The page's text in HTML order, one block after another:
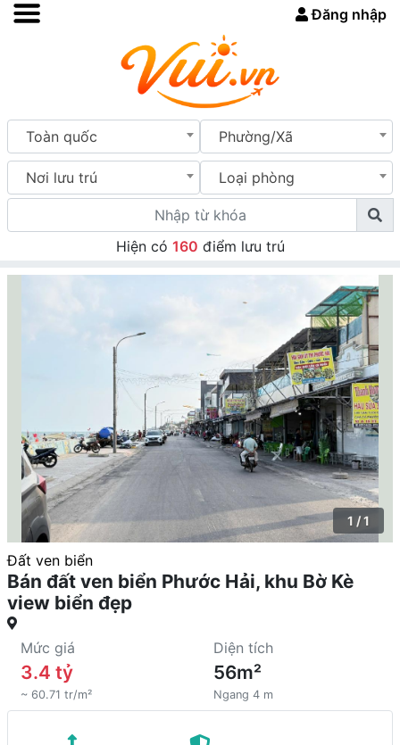
Đăng nhập
Toàn quốc Phường/Xã
Nơi lưu trú Loại phòng
Hiện có 160 điểm lưu trú
1 / 1
Đất ven biển
Bán đất ven biển Phước Hải, khu Bờ Kè
view biển đẹp
Mức giá
3.4 tỷ
~ 60.71 tr/m²
Diện tích
56m²
Ngang 4 m